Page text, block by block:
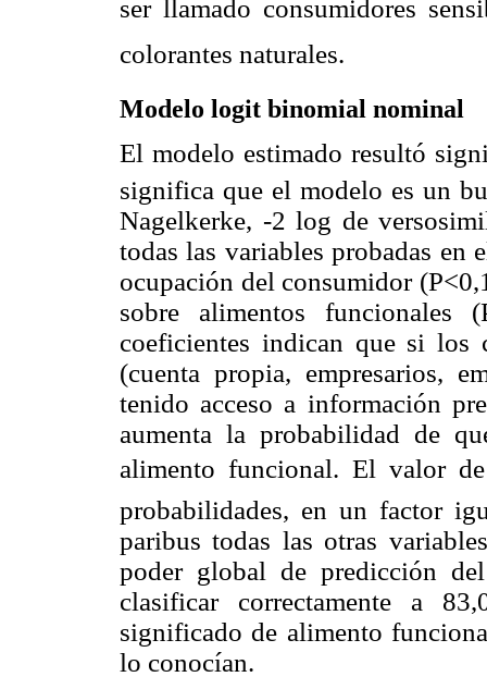
ser llamado consumidores
colorantes naturales.
Modelo logit binomial nominal
El modelo estimado resultó
significa que el modelo es un
Nagelkerke, -2 log de
todas las variables probadas
ocupación del consumidor
sobre alimentos
coeficientes indican que si los
(cuenta propia, empresarios,
tenido acceso a información
aumenta la probabilidad de
alimento funcional. El valor
probabilidades, en un factor
paribus todas las otras
poder global de predicción
clasificar correctamente a
significado de alimento
lo conocían.